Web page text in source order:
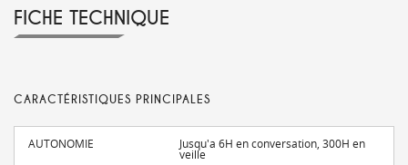
FICHE TECHNIQUE
CARACTÉRISTIQUES PRINCIPALES
AUTONOMIE Jusqu'a 6H en conversation, 300H en
veille